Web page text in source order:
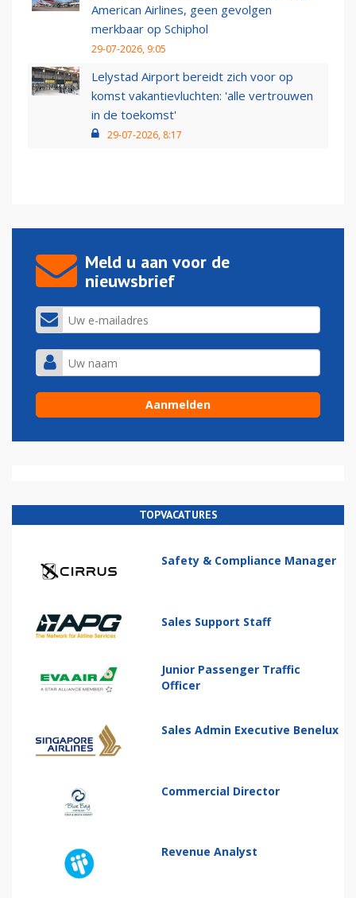
American Airlines, geen gevolgen
merkbaar op Schiphol
29-07-2026, 9:05
Lelystad Airport bereidt zich voor op
komst vakantievluchten: 'alle vertrouwen
in de toekomst'
29-07-2026, 8:17
Meld u aan voor de
nieuwsbrief
TOPVACATURES
Safety & Compliance Manager
Sales Support Staff
Junior Passenger Traffic
Officer
Sales Admin Executive Benelux
Commercial Director
Revenue Analyst